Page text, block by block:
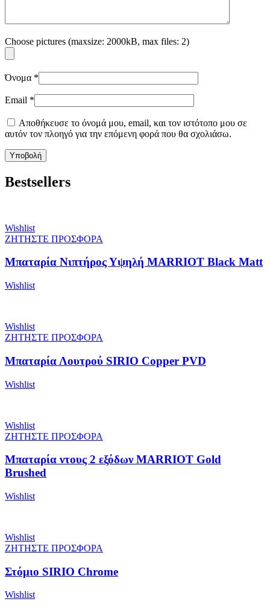
Choose pictures (maxsize: 2000kB, max files: 2)
Όνομα *
Email *
Αποθήκευσε το όνομά μου, email, και τον ιστότοπο μου σε
αυτόν τον πλοηγό για την επόμενη φορά που θα σχολιάσω.
Bestsellers
Wishlist
ΖΗΤΗΣΤΕ ΠΡΟΣΦΟΡΑ
Μπαταρία Νιπτήρος Υψηλή MARRIOT Black Matt
Wishlist
Wishlist
ΖΗΤΗΣΤΕ ΠΡΟΣΦΟΡΑ
Μπαταρία Λουτρού SIRIO Copper PVD
Wishlist
Wishlist
ΖΗΤΗΣΤΕ ΠΡΟΣΦΟΡΑ
Μπαταρία ντους 2 εξόδων MARRIOT Gold
Brushed
Wishlist
Wishlist
ΖΗΤΗΣΤΕ ΠΡΟΣΦΟΡΑ
Στόμιο SIRIO Chrome
Wishlist